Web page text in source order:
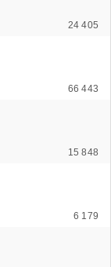
24 405
66 443
15 848
6 179